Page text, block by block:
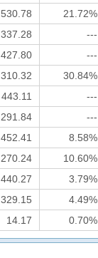
530.78
21.72%
337.28
---
427.80
---
310.32
30.84%
443.11
---
291.84
---
452.41
8.58%
270.24
10.60%
440.27
3.79%
329.15
4.49%
14.17 0.70%